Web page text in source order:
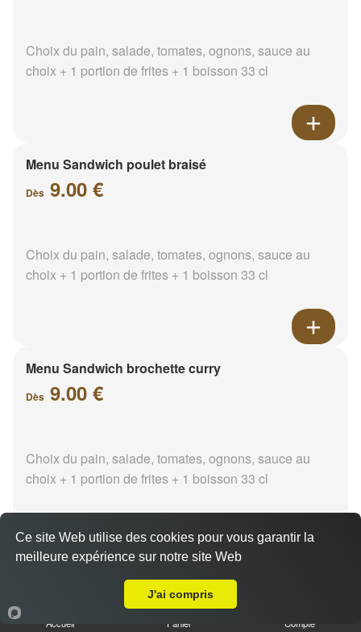
Choix du pain, salade, tomates, ognons, sauce au
choix + 1 portion de frites + 1 boisson 33 cl
Menu Sandwich poulet braisé
Dès 9.00 €
Choix du pain, salade, tomates, ognons, sauce au
choix + 1 portion de frites + 1 boisson 33 cl
Menu Sandwich brochette curry
Dès 9.00 €
Choix du pain, salade, tomates, ognons, sauce au
choix + 1 portion de frites + 1 boisson 33 cl
Accueil Panier Compte
Ce site Web utilise des cookies pour vous garantir la
meilleure expérience sur notre site Web
J'ai compris